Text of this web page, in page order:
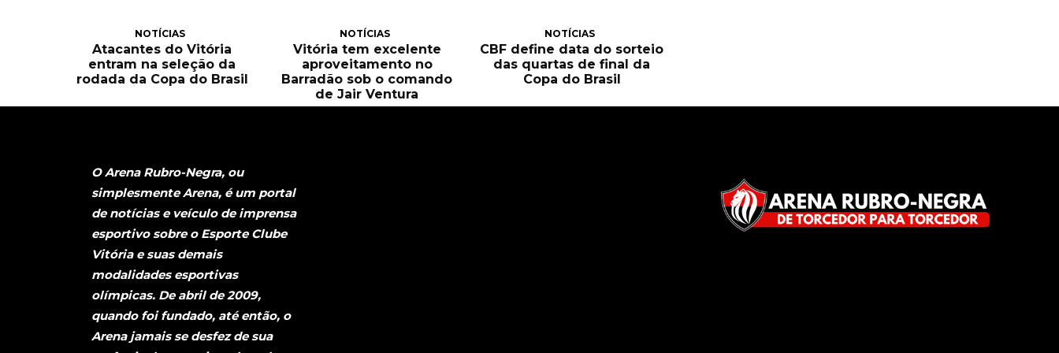
NOTÍCIAS
Atacantes do Vitória
entram na seleção da
rodada da Copa do Brasil
NOTÍCIAS
Vitória tem excelente
aproveitamento no
Barradão sob o comando
de Jair Ventura
NOTÍCIAS
CBF define data do sorteio
das quartas de final da
Copa do Brasil
O Arena Rubro-Negra, ou
simplesmente Arena, é um portal
de notícias e veículo de imprensa
esportivo sobre o Esporte Clube
Vitória e suas demais
modalidades esportivas
olímpicas. De abril de 2009,
quando foi fundado, até então, o
Arena jamais se desfez de sua